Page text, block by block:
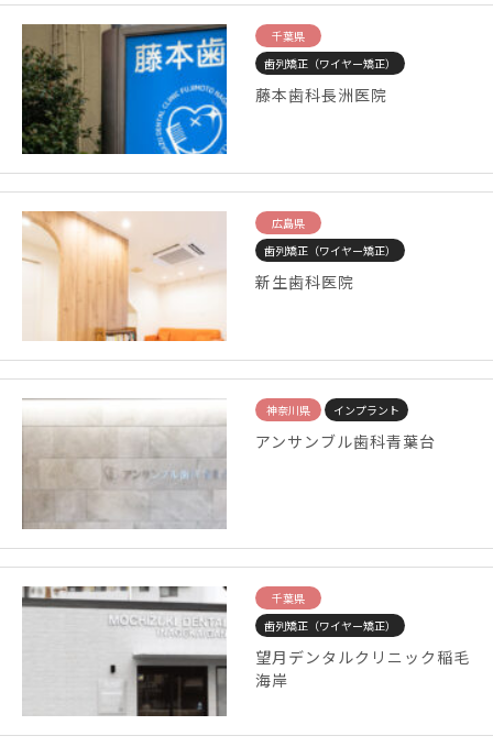
千葉県
歯列矯正（ワイヤー矯正）
藤本歯科長洲医院
広島県
歯列矯正（ワイヤー矯正）
新生歯科医院
神奈川県 インプラント
アンサンブル歯科青葉台
千葉県
歯列矯正（ワイヤー矯正）
望月デンタルクリニック稲毛
海岸